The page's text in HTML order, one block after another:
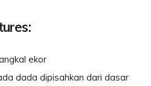
ekor
dada dipisahkan dari dasar